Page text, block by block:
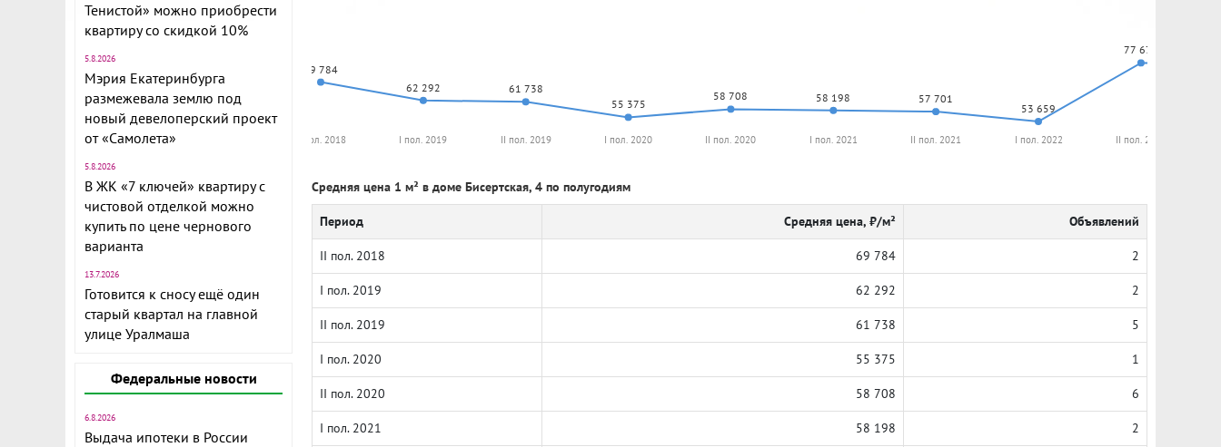
Тенистой» можно приобрести
квартиру со скидкой 10%
5.8.2026
Мэрия Екатеринбурга
размежевала землю под
новый девелоперский проект
от «Самолета»
5.8.2026
В ЖК «7 ключей» квартиру с
чистовой отделкой можно
купить по цене чернового
варианта
13.7.2026
Готовится к сносу ещё один
старый квартал на главной
улице Уралмаша
Федеральные новости
6.8.2026
Выдача ипотеки в России
69 784
62 292
61 738
55 375
58 708 58 198 57 701
53 659
77 670
II пол. 2018 I пол. 2019 II пол. 2019 I пол. 2020 II пол. 2020 I пол. 2021 II пол. 2021 I пол. 2022 II пол. 2022
Средняя цена 1 м² в доме Бисертская, 4 по полугодиям
Период Средняя цена, ₽/м² Объявлений
II пол. 2018 69 784 2
I пол. 2019 62 292 2
II пол. 2019 61 738 5
I пол. 2020 55 375 1
II пол. 2020 58 708 6
I пол. 2021 58 198 2